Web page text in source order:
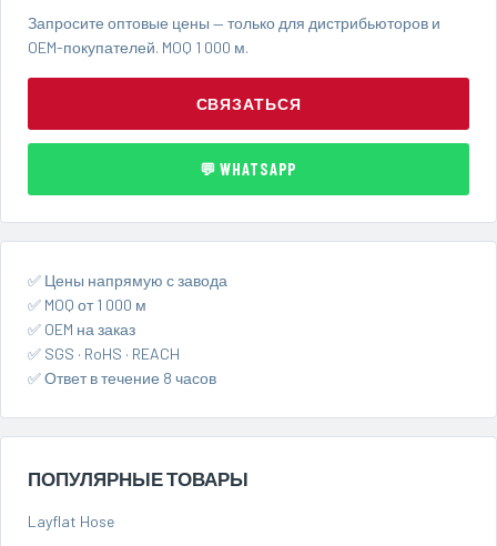
Запросите оптовые цены — только для дистрибьюторов и
OEM-покупателей. MOQ 1 000 м.
СВЯЗАТЬСЯ
💬 WHATSAPP
✅ Цены напрямую с завода
✅ MOQ от 1 000 м
✅ OEM на заказ
✅ SGS · RoHS · REACH
✅ Ответ в течение 8 часов
ПОПУЛЯРНЫЕ ТОВАРЫ
Layflat Hose